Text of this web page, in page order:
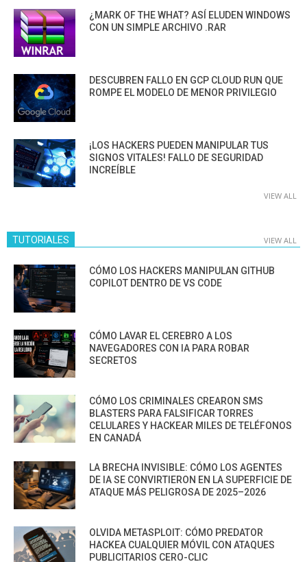
¿MARK OF THE WHAT? ASÍ ELUDEN WINDOWS
CON UN SIMPLE ARCHIVO .RAR
DESCUBREN FALLO EN GCP CLOUD RUN QUE
ROMPE EL MODELO DE MENOR PRIVILEGIO
¡LOS HACKERS PUEDEN MANIPULAR TUS
SIGNOS VITALES! FALLO DE SEGURIDAD
INCREÍBLE
VIEW ALL
TUTORIALES VIEW ALL
CÓMO LOS HACKERS MANIPULAN GITHUB
COPILOT DENTRO DE VS CODE
CÓMO LAVAR EL CEREBRO A LOS
NAVEGADORES CON IA PARA ROBAR
SECRETOS
CÓMO LOS CRIMINALES CREARON SMS
BLASTERS PARA FALSIFICAR TORRES
CELULARES Y HACKEAR MILES DE TELÉFONOS
EN CANADÁ
LA BRECHA INVISIBLE: CÓMO LOS AGENTES
DE IA SE CONVIRTIERON EN LA SUPERFICIE DE
ATAQUE MÁS PELIGROSA DE 2025–2026
OLVIDA METASPLOIT: CÓMO PREDATOR
HACKEA CUALQUIER MÓVIL CON ATAQUES
PUBLICITARIOS CERO-CLIC